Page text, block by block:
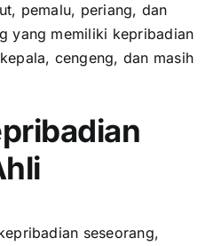
pemalu, periang, dan
yang memiliki kepribadian
cengeng, dan masih
seseorang,